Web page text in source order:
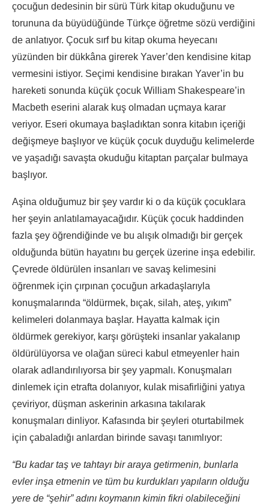
çocuğun dedesinin bir sürü Türk kitap okuduğunu ve
torununa da büyüdüğünde Türkçe öğretme sözü verdiğini
de anlatıyor. Çocuk sırf bu kitap okuma heyecanı
yüzünden bir dükkâna girerek Yaver’den kendisine kitap
vermesini istiyor. Seçimi kendisine bırakan Yaver’in bu
hareketi sonunda küçük çocuk William Shakespeare’in
Macbeth eserini alarak kuş olmadan uçmaya karar
veriyor. Eseri okumaya başladıktan sonra kitabın içeriği
değişmeye başlıyor ve küçük çocuk duyduğu kelimelerde
ve yaşadığı savaşta okuduğu kitaptan parçalar bulmaya
başlıyor.
Aşina olduğumuz bir şey vardır ki o da küçük çocuklara
her şeyin anlatılamayacağıdır. Küçük çocuk haddinden
fazla şey öğrendiğinde ve bu alışık olmadığı bir gerçek
olduğunda bütün hayatını bu gerçek üzerine inşa edebilir.
Çevrede öldürülen insanları ve savaş kelimesini
öğrenmek için çırpınan çocuğun arkadaşlarıyla
konuşmalarında “öldürmek, bıçak, silah, ateş, yıkım”
kelimeleri dolanmaya başlar. Hayatta kalmak için
öldürmek gerekiyor, karşı görüşteki insanlar yakalanıp
öldürülüyorsa ve olağan süreci kabul etmeyenler hain
olarak adlandırılıyorsa bir şey yapmalı. Konuşmaları
dinlemek için etrafta dolanıyor, kulak misafirliğini yatıya
çeviriyor, düşman askerinin arkasına takılarak
konuşmaları dinliyor. Kafasında bir şeyleri oturtabilmek
için çabaladığı anlardan birinde savaşı tanımlıyor:
“Bu kadar taş ve tahtayı bir araya getirmenin, bunlarla
evler inşa etmenin ve tüm bu kurdukları yapıların olduğu
yere de “şehir” adını koymanın kimin fikri olabileceğini